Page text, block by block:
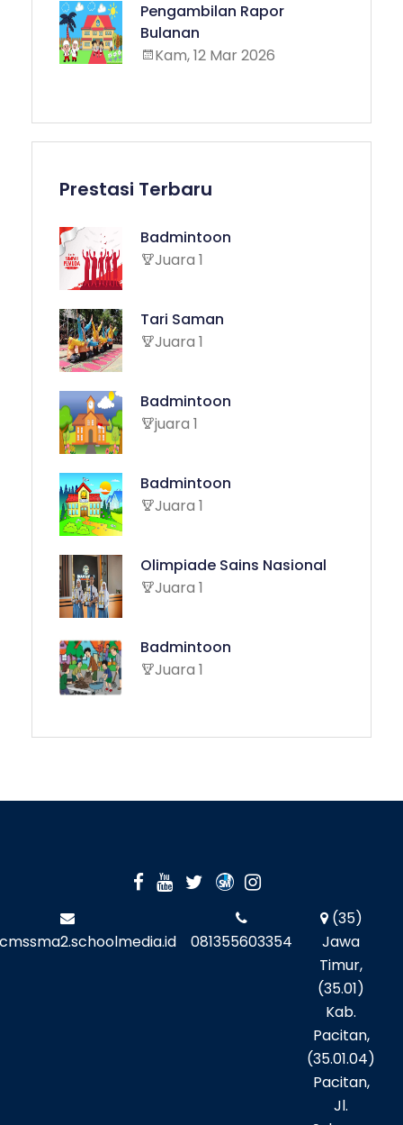
Pengambilan Rapor
Bulanan
Kam, 12 Mar 2026
Prestasi Terbaru
Badmintoon
Juara 1
Tari Saman
Juara 1
Badmintoon
juara 1
Badmintoon
Juara 1
Olimpiade Sains Nasional
Juara 1
Badmintoon
Juara 1
081355603354
(35)
Jawa
Timur,
(35.01)
Kab.
Pacitan,
(35.01.04)
Pacitan,
Jl.